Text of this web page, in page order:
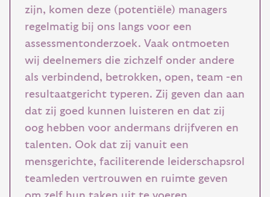
zijn, komen deze (potentiële) managers
regelmatig bij ons langs voor een
assessmentonderzoek. Vaak ontmoeten
wij deelnemers die zichzelf onder andere
als verbindend, betrokken, open, team -en
resultaatgericht typeren. Zij geven dan aan
dat zij goed kunnen luisteren en dat zij
oog hebben voor andermans drijfveren en
talenten. Ook dat zij vanuit een
mensgerichte, faciliterende leiderschapsrol
teamleden vertrouwen en ruimte geven